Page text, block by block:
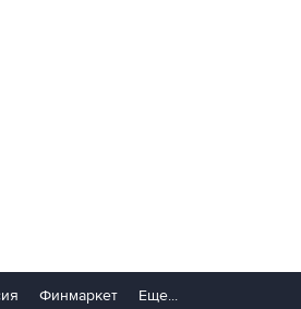
Финмаркет Еще...